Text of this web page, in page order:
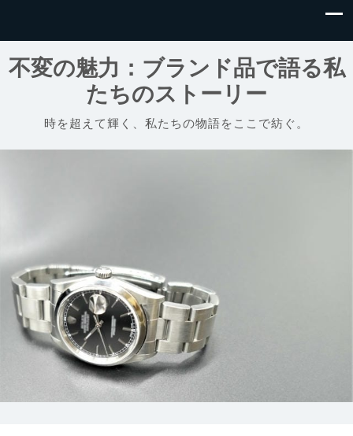
不変の魅力：ブランド品で語る私
たちのストーリー
時を超えて輝く、私たちの物語をここで紡ぐ。